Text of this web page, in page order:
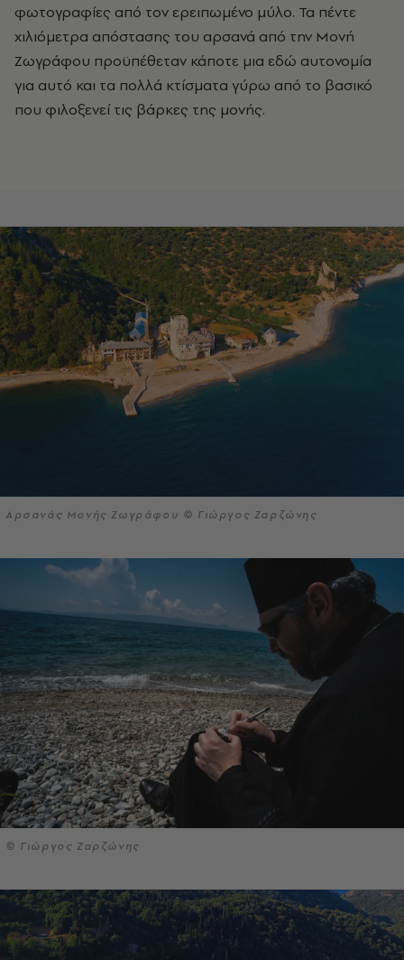
φωτογραφίες από τον ερειπωμένο μύλο. Τα πέντε
χιλιόμετρα απόστασης του αρσανά από την Μονή
Ζωγράφου προϋπέθεταν κάποτε μια εδώ αυτονομία
για αυτό και τα πολλά κτίσματα γύρω από το βασικό
που φιλοξενεί τις βάρκες της μονής.
Αρσανάς Μονής Ζωγράφου © Γιώργος Ζαρζώνης
© Γιώργος Ζαρζώνης